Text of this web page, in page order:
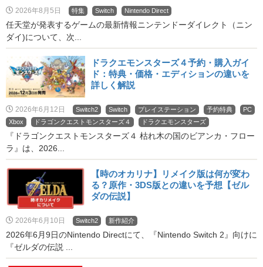
2026年8月5日 特集 Switch Nintendo Direct
任天堂が発表するゲームの最新情報ニンテンドーダイレクト（ニン
ダイ)について、次...
ドラクエモンスターズ４予約・購入ガイ
ド：特典・価格・エディションの違いを
詳しく解説
2026年6月12日 Switch2 Switch プレイステーション 予約特典
PC
Xbox
ドラゴンクエストモンスターズ４ ドラクエモンスターズ
『ドラゴンクエストモンスターズ４ 枯れ木の国のビアンカ・フロー
ラ』は、2026...
【時のオカリナ】リメイク版は何が変わ
る？原作・3DS版との違いを予想【ゼル
ダの伝説】
2026年6月10日 Switch2 新作紹介
2026年6月9日のNintendo Directにて、『Nintendo Switch 2』向けに
『ゼルダの伝説 ...